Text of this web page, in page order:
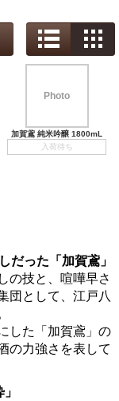
Photo
加賀鳶 純米吟醸 1800mL
入荷待ち
だった「加賀鳶」
の技と、喧嘩早さ
団として、江戸八
した「加賀鳶」の
の力強さを表して